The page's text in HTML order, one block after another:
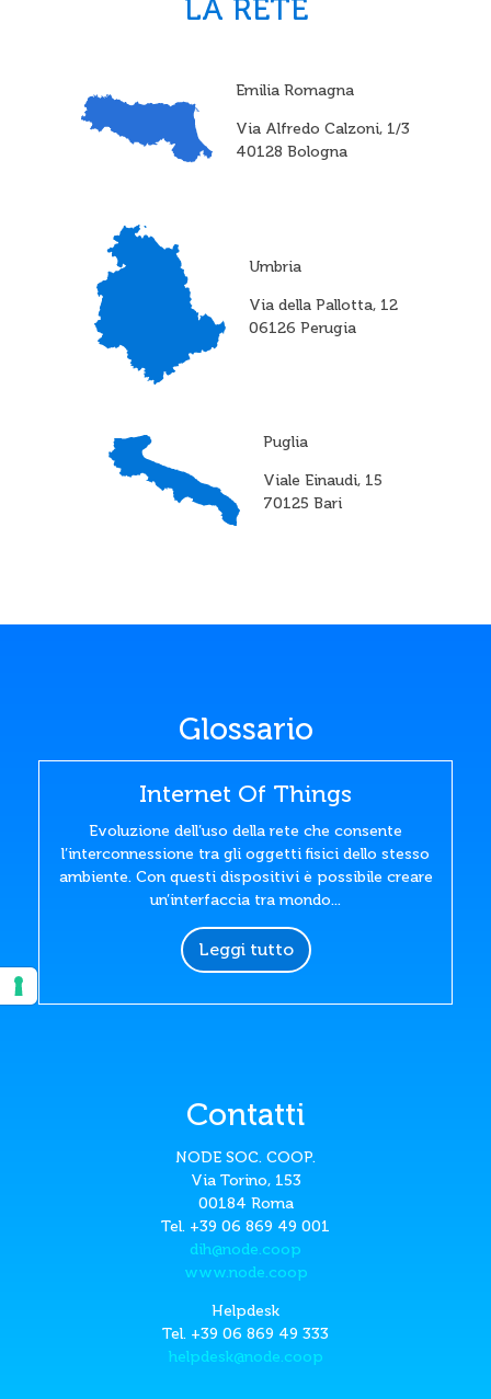
LA RETE
Emilia Romagna
Via Alfredo Calzoni, 1/3
40128 Bologna
Umbria
Via della Pallotta, 12
06126 Perugia
Puglia
Viale Einaudi, 15
70125 Bari
Glossario
Internet Of Things
Evoluzione dell’uso della rete che consente
l’interconnessione tra gli oggetti fisici dello stesso
ambiente. Con questi dispositivi è possibile creare
un’interfaccia tra mondo...
Leggi tutto
Contatti
NODE SOC. COOP.
Via Torino, 153
00184 Roma
Tel. +39 06 869 49 001
dih@node.coop
www.node.coop
Helpdesk
Tel. +39 06 869 49 333
helpdesk@node.coop